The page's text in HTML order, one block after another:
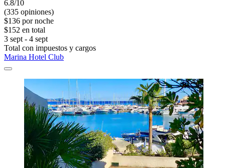
6.8/10
(335 opiniones)
$136 por noche
$152 en total
3 sept - 4 sept
Total con impuestos y cargos
Marina Hotel Club